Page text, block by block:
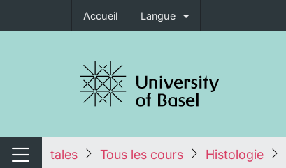
Accueil Langue
de navigation
Changer de navigation
tales Tous les cours Histologie